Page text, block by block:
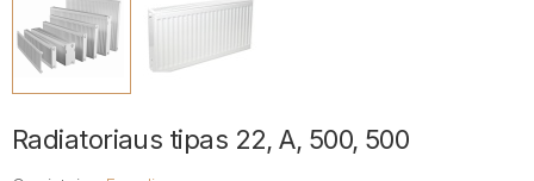
Radiatoriaus tipas 22, A, 500, 500